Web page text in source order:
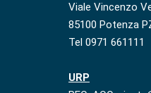
Viale Vincenzo
85100 Potenza
Tel 0971 661111
URP